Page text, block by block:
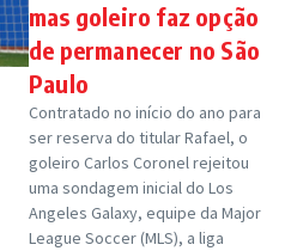
mas goleiro faz opção
de permanecer no São
Paulo
Contratado no início do ano para
ser reserva do titular Rafael, o
goleiro Carlos Coronel rejeitou
uma sondagem inicial do Los
Angeles Galaxy, equipe da Major
League Soccer (MLS), a liga